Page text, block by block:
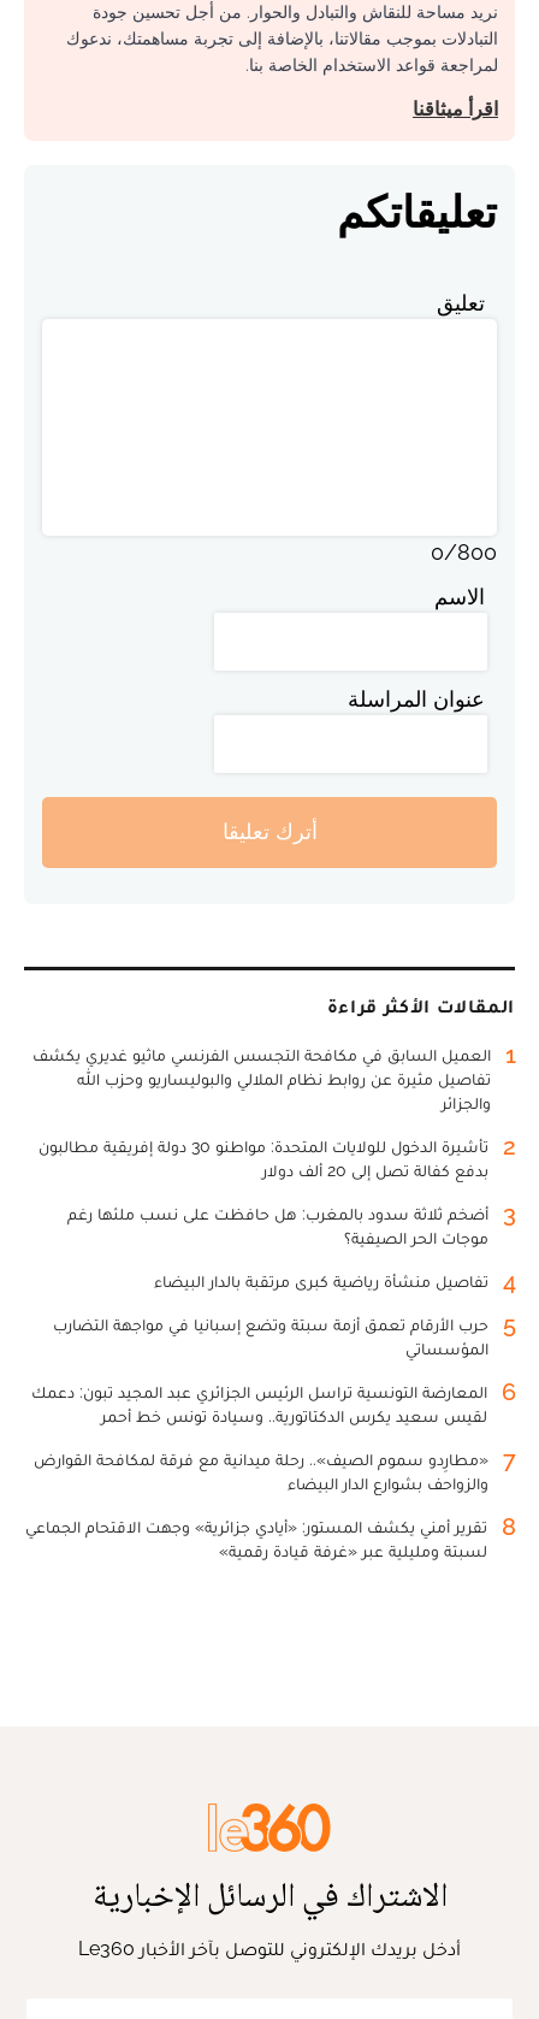
نريد مساحة للنقاش والتبادل والحوار. من أجل تحسين جودة
التبادلات بموجب مقالاتنا، بالإضافة إلى تجربة مساهمتك، ندعوك
لمراجعة قواعد الاستخدام الخاصة بنا.
اقرأ ميثاقنا
تعليقاتكم
تعليق
0/800
الاسم
عنوان المراسلة
أترك تعليقا
المقالات الأكثر قراءة
1
العميل السابق في مكافحة التجسس الفرنسي ماثيو غديري يكشف
تفاصيل مثيرة عن روابط نظام الملالي والبوليساريو وحزب الله
والجزائر
2
تأشيرة الدخول للولايات المتحدة: مواطنو 30 دولة إفريقية مطالبون
بدفع كفالة تصل إلى 20 ألف دولار
3
أضخم ثلاثة سدود بالمغرب: هل حافظت على نسب ملئها رغم
موجات الحر الصيفية؟
4 تفاصيل منشأة رياضية كبرى مرتقبة بالدار البيضاء
5
حرب الأرقام تعمق أزمة سبتة وتضع إسبانيا في مواجهة التضارب
المؤسساتي
6
المعارضة التونسية تراسل الرئيس الجزائري عبد المجيد تبون: دعمك
لقيس سعيد يكرس الدكتاتورية.. وسيادة تونس خط أحمر
7
«مطارِدو سموم الصيف».. رحلة ميدانية مع فرقة لمكافحة القوارض
والزواحف بشوارع الدار البيضاء
8
تقرير أمني يكشف المستور: «أيادي جزائرية» وجهت الاقتحام الجماعي
لسبتة ومليلية عبر «غرفة قيادة رقمية»
الاشتراك في الرسائل الإخبارية
أدخل بريدك الإلكتروني للتوصل بآخر الأخبار Le360